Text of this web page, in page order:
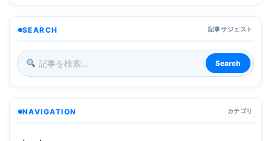
SEARCH 記事サジェスト
Search
NAVIGATION カテゴリ